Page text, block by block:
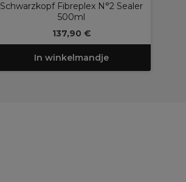
Schwarzkopf Fibreplex N°2 Sealer
500ml
137,90 €
In winkelmandje